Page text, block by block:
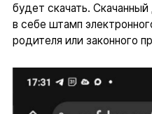
будет скачать.
в себе штамп
родителя или законного